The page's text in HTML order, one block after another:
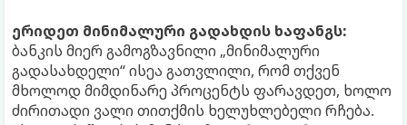
ერიდეთ მინიმალური გადახდის ხაფანგს:
ბანკის მიერ გამოგზავნილი „მინიმალური
გადასახდელი“ ისეა გათვლილი, რომ თქვენ
მხოლოდ მიმდინარე პროცენტს ფარავდეთ, ხოლო
ძირითადი ვალი თითქმის ხელუხლებელი რჩება.